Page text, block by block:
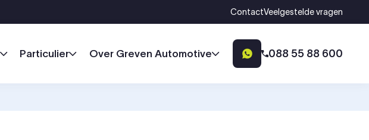
ContactVeelgestelde vragen
Particulier Over Greven Automotive 088 55 88 600